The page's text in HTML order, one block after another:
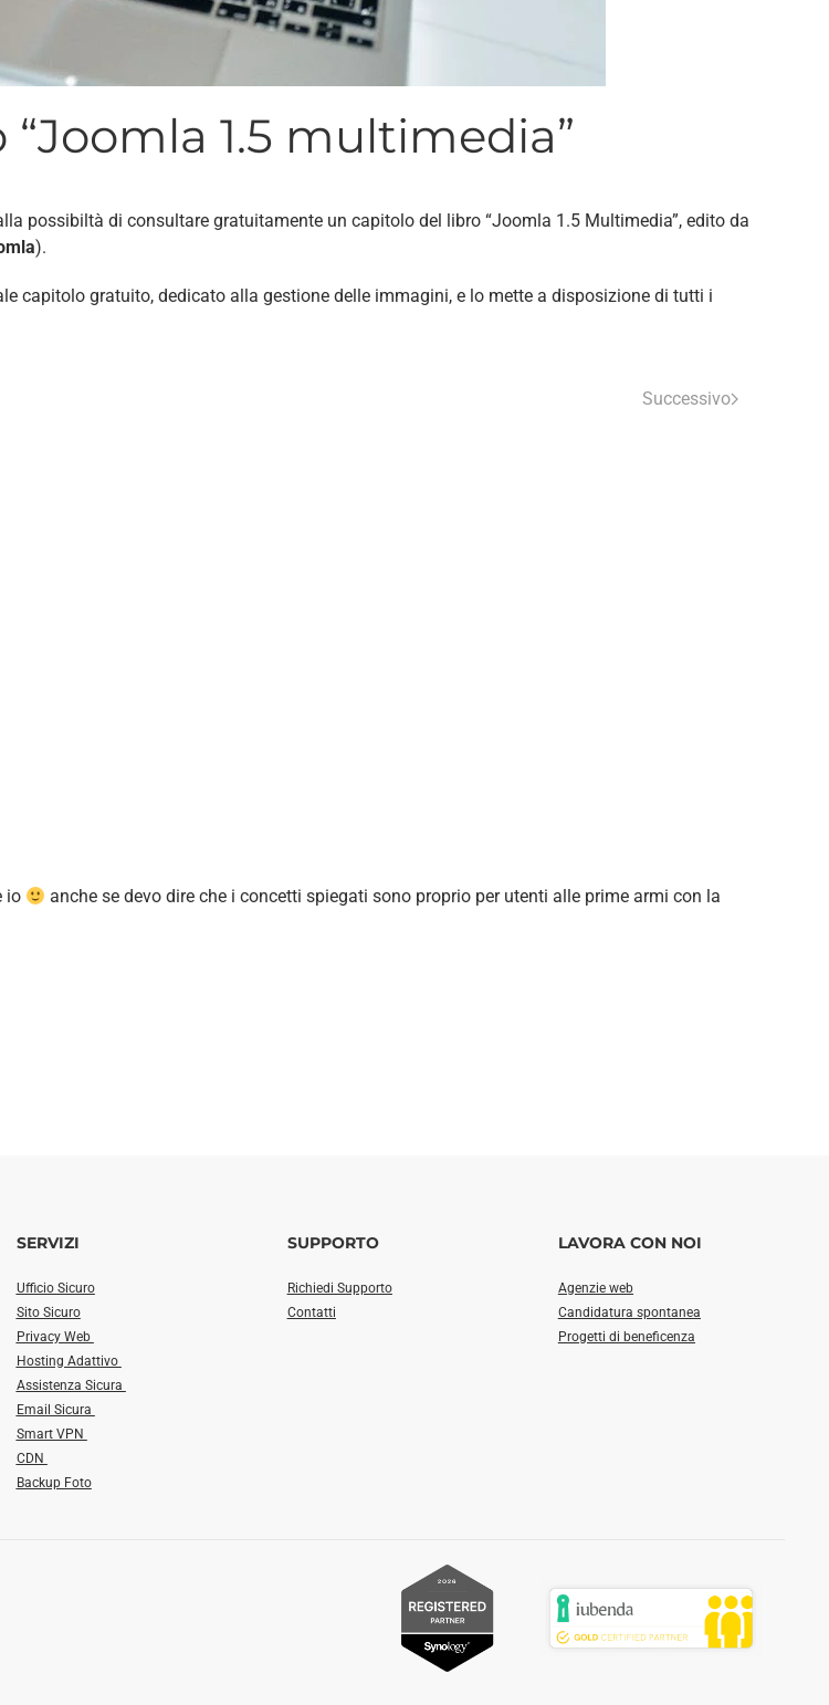
1.5 multimedia”
possibiltà di consultare gratuitamente un capitolo del libro “Joomla 1.5 Multimedia”, edito da
).
capitolo gratuito, dedicato alla gestione delle immagini, e lo mette a disposizione di tutti i
Successivo
io
anche se devo dire che i concetti spiegati sono proprio per utenti alle prime armi con la
SERVIZI
Ufficio Sicuro
Sito Sicuro
Privacy Web
Hosting Adattivo
Assistenza Sicura
Email Sicura
Smart VPN
CDN
Backup Foto
SUPPORTO
Richiedi Supporto
Contatti
LAVORA CON NOI
Agenzie web
Candidatura spontanea
Progetti di beneficenza